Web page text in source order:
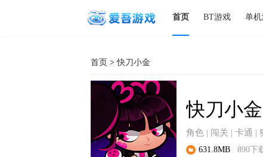
首页 BT游戏 单
首页 > 快刀小金
快刀小金
角色 | 闯关 | 卡通 |
631.8MB 890下